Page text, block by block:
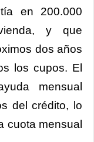
en 200.000
y que
dos años
los cupos. El
mensual
del crédito, lo
cuota mensual